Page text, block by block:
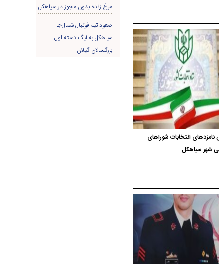
نامزدهای انتخابات شوراهای
شهر سیاهکل
مرغ زنده بدون مجوز در سیاهکل
صعود تیم فوتبال شمال‌جا‌
سیاهکل به لیگ دسته اول
بزرگسالان گیلان